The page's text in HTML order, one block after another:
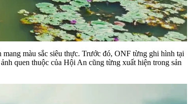
màu sắc siêu thực. Trước đó, ONF từng ghi hình tại
quen thuộc của Hội An cũng từng xuất hiện trong sản